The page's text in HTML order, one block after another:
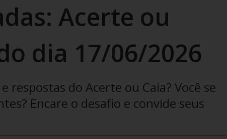
Acerte ou
dia 17/06/2026
respostas do Acerte ou Caia? Você se
Encare o desafio e convide seus